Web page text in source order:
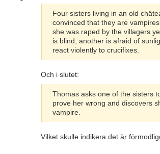
Four sisters living in an old
convinced that they are
she was raped by the villagers
is blind; another is afraid of
react violently to crucifixes.
Och i slutet:
Thomas asks one of the sisters
prove her wrong and discovers
vampire.
Vilket skulle indikera det är